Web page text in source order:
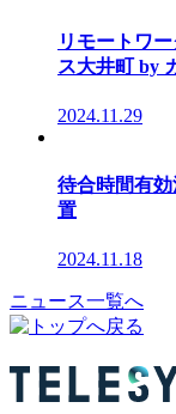
リモートワ
ス大井町 by
2024.11.29
待合時間有
置
2024.11.18
ニュース一覧へ